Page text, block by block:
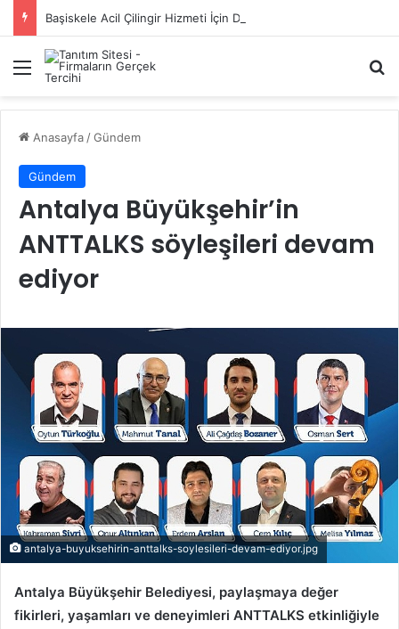
Başiskele Acil Çilingir Hizmeti İçin Doğru Adres Neresi?
Menü
Anasayfa /Gündem
Gündem
Antalya Büyükşehir’in
ANTTALKS söyleşileri devam
ediyor
antalya-buyuksehirin-anttalks-soylesileri-devam-ediyor.jpg
Antalya Büyükşehir Belediyesi, paylaşmaya değer
fikirleri, yaşamları ve deneyimleri ANTTALKS etkinliğiyle